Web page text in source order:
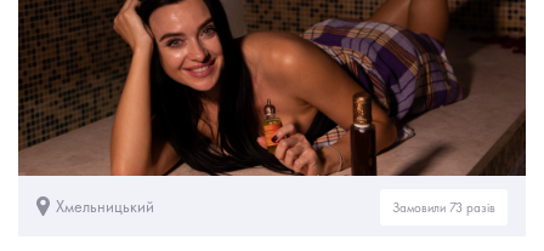
Хмельницький Замовили 73 разів